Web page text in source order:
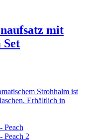
mit
Set
Strohhalm ist
Erhältlich in